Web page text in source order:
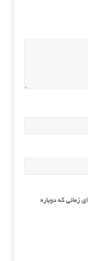
زمانی که دوباره